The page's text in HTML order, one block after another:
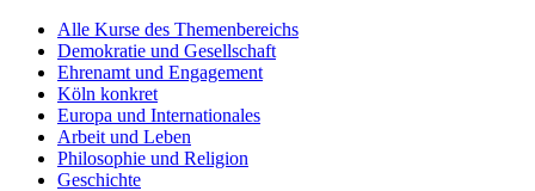
Alle Kurse des Themenbereichs
Demokratie und Gesellschaft
Ehrenamt und Engagement
Köln konkret
Europa und Internationales
Arbeit und Leben
Philosophie und Religion
Geschichte